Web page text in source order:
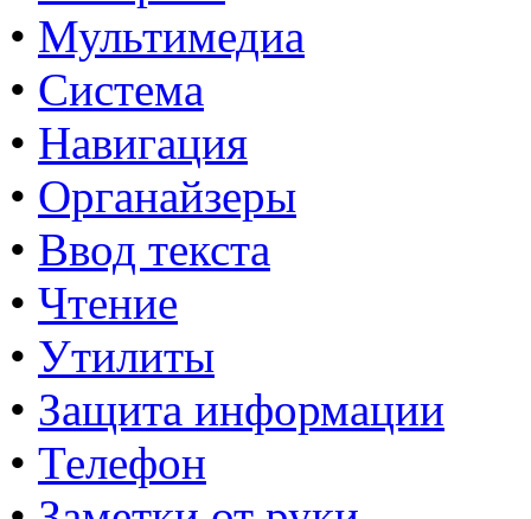
• Мультимедиа
• Система
• Навигация
• Органайзеры
• Ввод текста
• Чтение
• Утилиты
• Защита информации
• Телефон